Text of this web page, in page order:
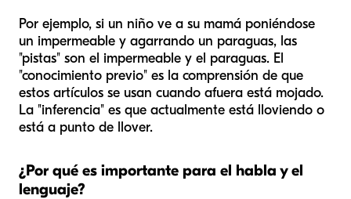
Por ejemplo, si un niño ve a su mamá poniéndose
un impermeable y agarrando un paraguas, las
"pistas" son el impermeable y el paraguas. El
"conocimiento previo" es la comprensión de que
estos artículos se usan cuando afuera está mojado.
La "inferencia" es que actualmente está lloviendo o
está a punto de llover.
¿Por qué es importante para el habla y el
lenguaje?